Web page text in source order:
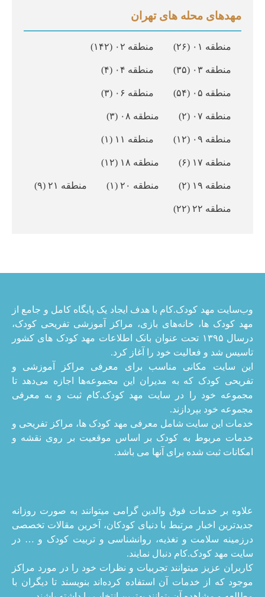
مهدهای محله های تهران
منطقه ۰۱ (۲۶) منطقه ۰۲ (۱۴۲)
منطقه ۰۳ (۳۵) منطقه ۰۴ (۴)
منطقه ۰۵ (۵۴) منطقه ۰۶ (۳)
منطقه ۰۷ (۲) منطقه ۰۸ (۳)
منطقه ۰۹ (۱۲) منطقه ۱۱ (۱)
منطقه ۱۷ (۶) منطقه ۱۸ (۱۲)
منطقه ۱۹ (۲) منطقه ۲۰ (۱) منطقه ۲۱ (۹)
منطقه ۲۲ (۲۲)
وب‌سایت مهد کودک.کام با هدف ایجاد یک پایگاه کامل و جامع از
مهد کودک ها، خانه‌های بازی، مراکز آموزشی تفریحی کودک،
درسال ۱۳۹۵ تحت عنوان بانک اطلاعات مهد کودک های کشور
تاسیس شد و فعالیت خود را آغاز کرد.
این سایت مکانی مناسب برای معرفی مراکز آموزشی و
تفریحی کودک که به مدیران این مجموعه‌ها اجازه می‌دهد تا
مجموعه خود را در سایت مهد کودک.کام ثبت و به معرفی
مجموعه خود بپردازند.
خدمات این سایت شامل معرفی مهد کودک ها، مراکز تفریحی و
خدمات مربوط به کودک بر اساس موقعیت بر روی نقشه و
امکانات ثبت شده برای آنها می باشد.
علاوه بر خدمات فوق والدین گرامی میتوانند به صورت روزانه
جدیدترین اخبار مرتبط با دنیای کودکان، آخرین مقالات تخصصی
درزمینه سلامت و تغذیه، روانشناسی و تربیت کودک و … در
سایت مهد کودک.کام دنبال نمایند.
کاربران عزیز میتوانند تجربیات و نظرات خود را در مورد مراکز
موجود که از خدمات آن استفاده کرده‌اند بنویسند تا دیگران با